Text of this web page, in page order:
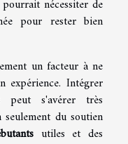
nécessiter de
pour rester bien
un facteur à ne
expérience. Intégrer
peut s'avérer très
du soutien
utiles et des